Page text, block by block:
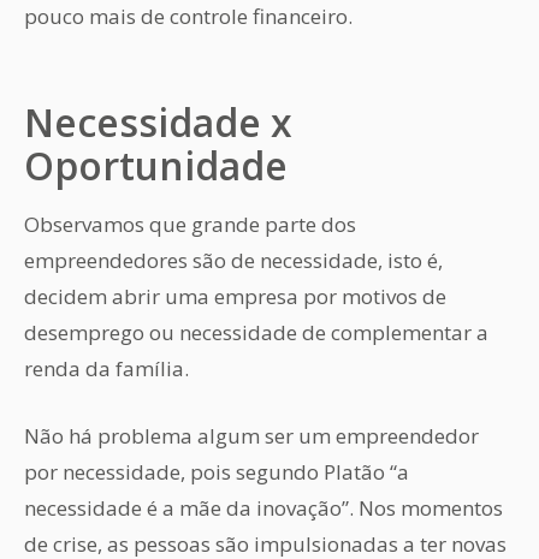
pouco mais de controle financeiro.
Necessidade x
Oportunidade
Observamos que grande parte dos
empreendedores são de necessidade, isto é,
decidem abrir uma empresa por motivos de
desemprego ou necessidade de complementar a
renda da família.
Não há problema algum ser um empreendedor
por necessidade, pois segundo Platão “a
necessidade é a mãe da inovação”. Nos momentos
de crise, as pessoas são impulsionadas a ter novas